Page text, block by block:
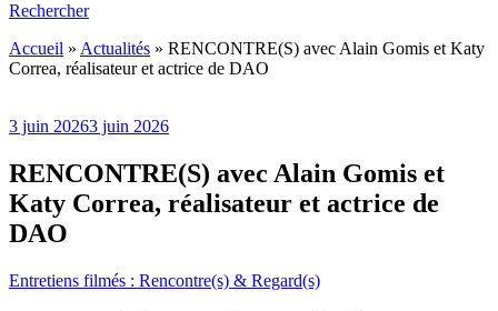
Rechercher
Accueil » Actualités » RENCONTRE(S) avec Alain Gomis et Katy
Correa, réalisateur et actrice de DAO
3 juin 20263 juin 2026
RENCONTRE(S) avec Alain Gomis et
Katy Correa, réalisateur et actrice de
DAO
Entretiens filmés : Rencontre(s) & Regard(s)